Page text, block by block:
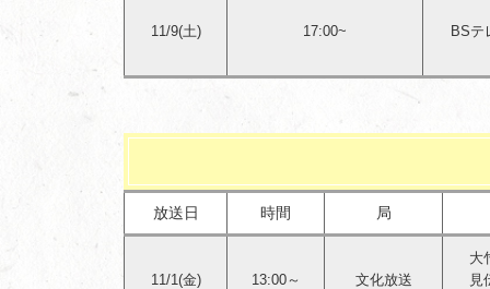
11/9(土) 17:00~ BSテ
放送日 時間 局
11/1(金) 13:00～ 文化放送
大
見